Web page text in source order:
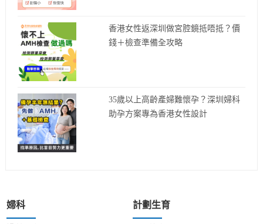
香港女性返深圳做宮腔鏡抵唔抵？價
錢＋檢查準備全攻略
35歲以上高齡產婦難懷孕？深圳婦科
助孕方案專為香港女性設計
婦科 計劃生育